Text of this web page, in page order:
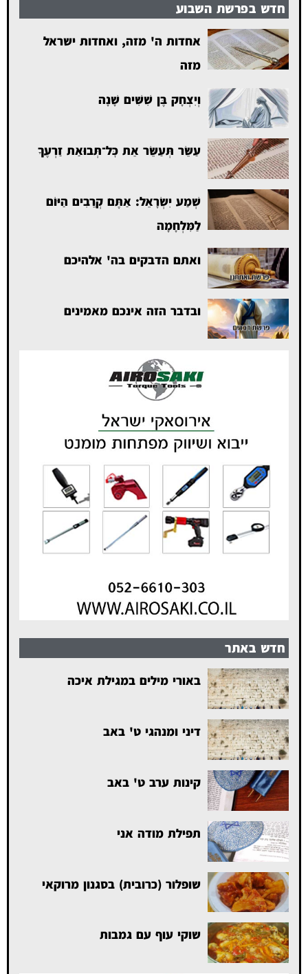
חדש בפרשת השבוע
אחדות ה' מזה, ואחדות ישראל
מזה
וְיִצְחָק בֶּן שִׁשִּׁים שָׁנָה
עַשֵּׂר תְּעַשֵּׂר אֵת כׇּל־תְּבוּאַת זַרְעֶךָ
שְׁמַע יִשְׂרָאֵל: אַתֶּם קְרֵבִים הַיּוֹם
לַמִּלְחָמָה
ואתם הדבקים בה' אלהיכם
ובדבר הזה אינכם מאמינים
חדש באתר
באורי מילים במגילת איכה
דיני ומנהגי ט' באב
קינות ערב ט' באב
תפילת מודה אני
שופלור (כרובית) בסגנון מרוקאי
שוקי עוף עם גמבות